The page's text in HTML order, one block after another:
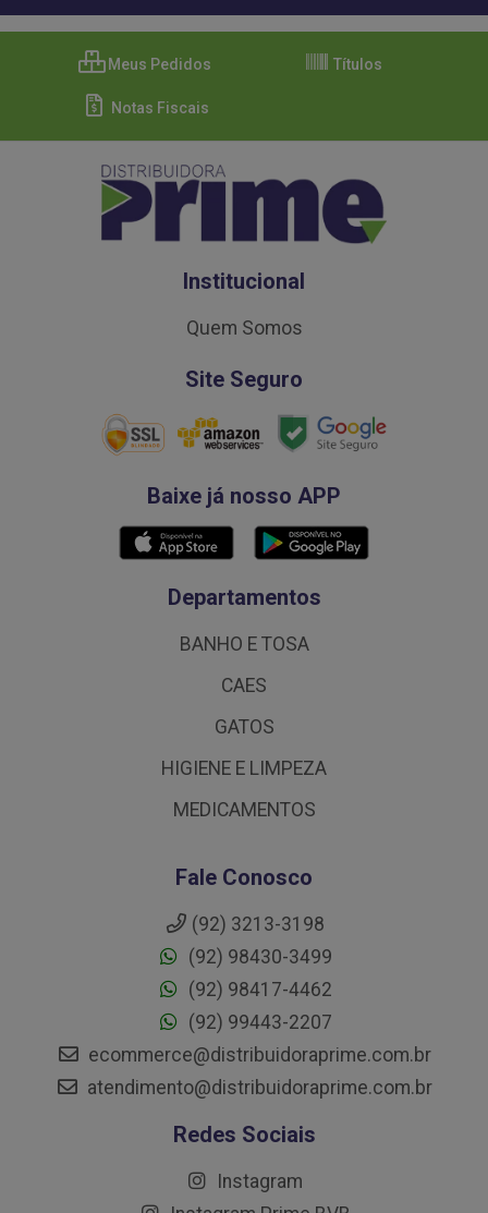
Meus Pedidos Títulos
Notas Fiscais
Institucional
Quem Somos
Site Seguro
Baixe já nosso APP
Departamentos
BANHO E TOSA
CAES
GATOS
HIGIENE E LIMPEZA
MEDICAMENTOS
Fale Conosco
(92) 3213-3198
(92) 98430-3499
(92) 98417-4462
(92) 99443-2207
ecommerce@distribuidoraprime.com.br
atendimento@distribuidoraprime.com.br
Redes Sociais
Instagram